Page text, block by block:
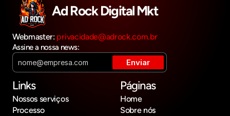
Ad Rock Digital Mkt
Webmaster: privacidade@adrock.com.br
Assine a nossa news:
Links
Nossos serviços
Processo
Páginas
Home
Sobre nós